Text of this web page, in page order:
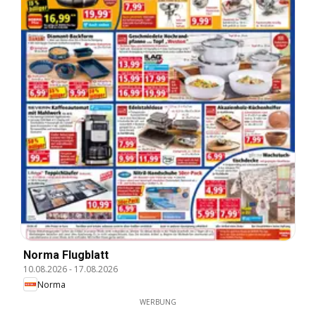
Norma Flugblatt
10.08.2026- 17.08.2026
Norma
WERBUNG